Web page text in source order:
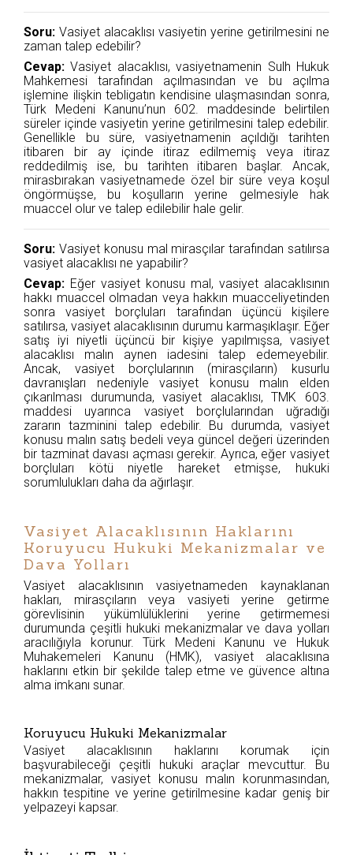
Soru: Vasiyet alacaklısı vasiyetin yerine getirilmesini ne
zaman talep edebilir?
Cevap: Vasiyet alacaklısı, vasiyetnamenin Sulh Hukuk
Mahkemesi tarafından açılmasından ve bu açılma
işlemine ilişkin tebligatın kendisine ulaşmasından sonra,
Türk Medeni Kanunu’nun 602. maddesinde belirtilen
süreler içinde vasiyetin yerine getirilmesini talep edebilir.
Genellikle bu süre, vasiyetnamenin açıldığı tarihten
itibaren bir ay içinde itiraz edilmemiş veya itiraz
reddedilmiş ise, bu tarihten itibaren başlar. Ancak,
mirasbırakan vasiyetnamede özel bir süre veya koşul
öngörmüşse, bu koşulların yerine gelmesiyle hak
muaccel olur ve talep edilebilir hale gelir.
Soru: Vasiyet konusu mal mirasçılar tarafından satılırsa
vasiyet alacaklısı ne yapabilir?
Cevap: Eğer vasiyet konusu mal, vasiyet alacaklısının
hakkı muaccel olmadan veya hakkın muacceliyetinden
sonra vasiyet borçluları tarafından üçüncü kişilere
satılırsa, vasiyet alacaklısının durumu karmaşıklaşır. Eğer
satış iyi niyetli üçüncü bir kişiye yapılmışsa, vasiyet
alacaklısı malın aynen iadesini talep edemeyebilir.
Ancak, vasiyet borçlularının (mirasçıların) kusurlu
davranışları nedeniyle vasiyet konusu malın elden
çıkarılması durumunda, vasiyet alacaklısı, TMK 603.
maddesi uyarınca vasiyet borçlularından uğradığı
zararın tazminini talep edebilir. Bu durumda, vasiyet
konusu malın satış bedeli veya güncel değeri üzerinden
bir tazminat davası açması gerekir. Ayrıca, eğer vasiyet
borçluları kötü niyetle hareket etmişse, hukuki
sorumlulukları daha da ağırlaşır.
Vasiyet Alacaklısının Haklarını
Koruyucu Hukuki Mekanizmalar ve
Dava Yolları
Vasiyet alacaklısının vasiyetnameden kaynaklanan
hakları, mirasçıların veya vasiyeti yerine getirme
görevlisinin yükümlülüklerini yerine getirmemesi
durumunda çeşitli hukuki mekanizmalar ve dava yolları
aracılığıyla korunur. Türk Medeni Kanunu ve Hukuk
Muhakemeleri Kanunu (HMK), vasiyet alacaklısına
haklarını etkin bir şekilde talep etme ve güvence altına
alma imkanı sunar.
Koruyucu Hukuki Mekanizmalar
Vasiyet alacaklısının haklarını korumak için
başvurabileceği çeşitli hukuki araçlar mevcuttur. Bu
mekanizmalar, vasiyet konusu malın korunmasından,
hakkın tespitine ve yerine getirilmesine kadar geniş bir
yelpazeyi kapsar.